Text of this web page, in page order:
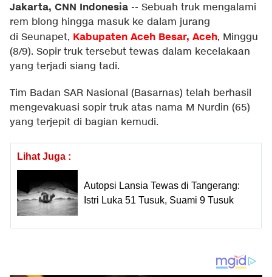
Jakarta, CNN Indonesia -- Sebuah truk mengalami
rem blong hingga masuk ke dalam jurang
di Seunapet, Kabupaten Aceh Besar, Aceh, Minggu
(8/9). Sopir truk tersebut tewas dalam kecelakaan
yang terjadi siang tadi.
Tim Badan SAR Nasional (Basarnas) telah berhasil
mengevakuasi sopir truk atas nama M Nurdin (65)
yang terjepit di bagian kemudi.
Lihat Juga :
Autopsi Lansia Tewas di Tangerang:
Istri Luka 51 Tusuk, Suami 9 Tusuk